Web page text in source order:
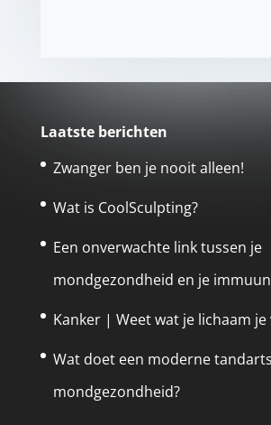
Laatste berichten
Zwanger ben je nooit alleen!
Wat is CoolSculpting?
Een onverwachte link tussen je
mondgezondheid en je
Kanker | Weet wat je lichaam
Wat doet een moderne
mondgezondheid?